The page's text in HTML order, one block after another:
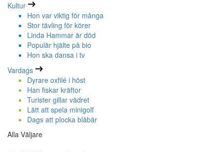
Kultur
Hon var viktig för många
Stor tävling för körer
Linda Hammar är död
Populär hjälte på bio
Hon ska dansa i tv
Vardags
Dyrare oxfilé i höst
Han fiskar kräftor
Turister gillar vädret
Lätt att spela minigolf
Dags att plocka blåbär
Alla Väljare